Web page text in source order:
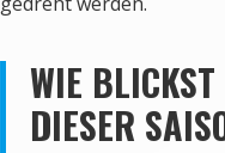
WIE
DIESER